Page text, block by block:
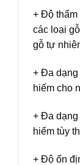
+ Độ thẩm
các loại
gỗ tự
+ Đa dạng
hiếm cho
+ Đa dạng
hiếm tùy
+ Độ ổn